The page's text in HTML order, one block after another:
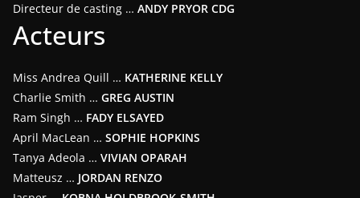
Directeur de casting … ANDY PRYOR CDG
Acteurs
Miss Andrea Quill … KATHERINE KELLY
Charlie Smith … GREG AUSTIN
Ram Singh … FADY ELSAYED
April MacLean … SOPHIE HOPKINS
Tanya Adeola … VIVIAN OPARAH
Matteusz … JORDAN RENZO